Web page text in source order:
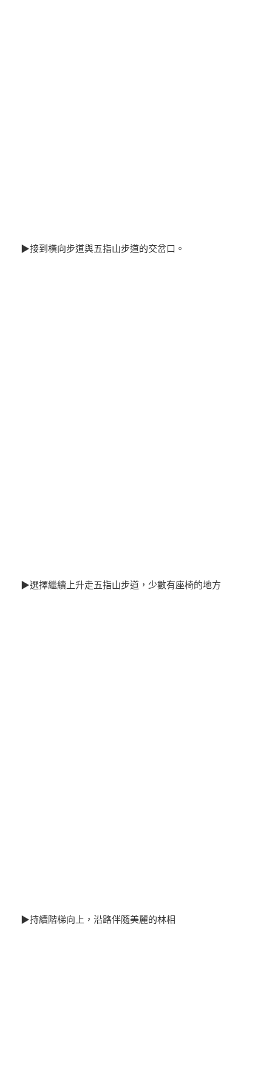
▶接到橫向步道與五指山步道的交岔口。
▶選擇繼續上升走五指山步道，少數有座椅的地方
▶持續階梯向上，沿路伴隨美麗的林相